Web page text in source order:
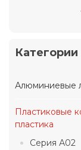
Категории
Алюминиевые
Пластиковые
пластика
Серия А02